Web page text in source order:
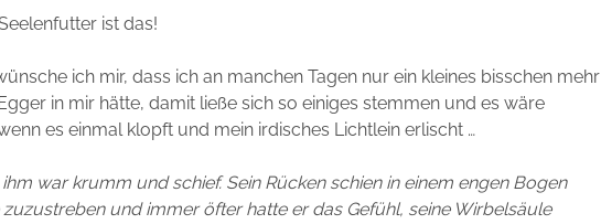
ist das!
ich mir, dass ich an manchen Tagen nur ein kleines bisschen mehr
in mir hätte, damit ließe sich so einiges stemmen und es wäre
es einmal klopft und mein irdisches Lichtlein erlischt …
war krumm und schief. Sein Rücken schien in einem engen Bogen
und immer öfter hatte er das Gefühl, seine Wirbelsäule